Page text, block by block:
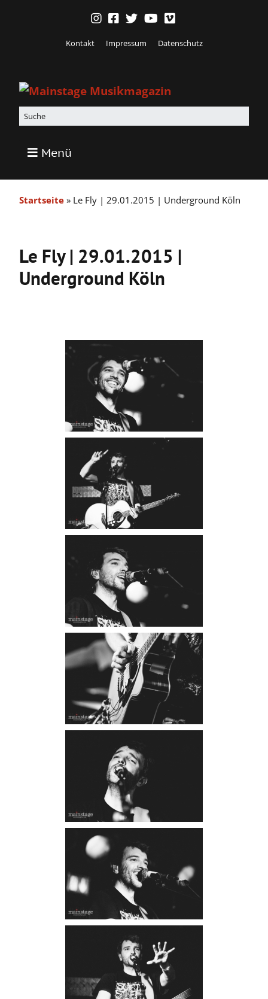
Kontakt Impressum Datenschutz
Menü
Startseite » Le Fly | 29.01.2015 | Underground Köln
Le Fly | 29.01.2015 |
Underground Köln